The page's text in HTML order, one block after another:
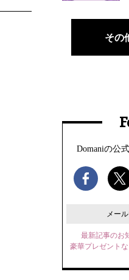
その
Domaniの公
メー
最新記事のお
豪華プレゼント